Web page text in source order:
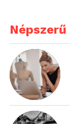
Népszerű